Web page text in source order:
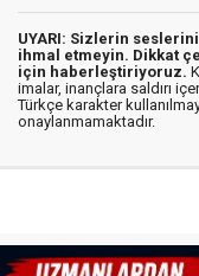
UYARI: Sizlerin
ihmal etmeyin. Dikkat
için haberleştiriyoruz.
imalar, inançlara saldırı
Türkçe karakter
onaylanmamaktadır.